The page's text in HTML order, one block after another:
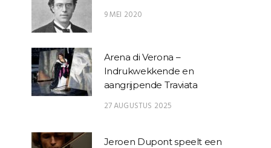
9 MEI 2020
Arena di Verona –
Indrukwekkende en
aangrijpende Traviata
27 AUGUSTUS 2025
Jeroen Dupont speelt een